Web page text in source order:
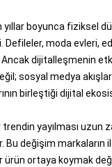
yıllar boyunca fiziksel
Defileler, moda evleri,
Ancak dijitalleşmenin
sosyal medya
birleştiği dijital
trendin yayılması uzun
Bu değişim
ürün ortaya koymak